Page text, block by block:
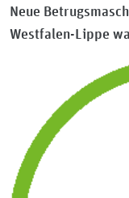
Neue
Westfalen-Lippe